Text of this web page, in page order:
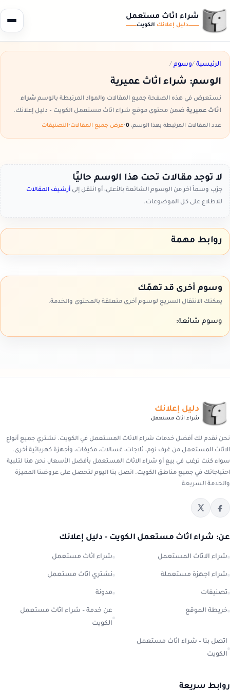
شراء اثاث مستعمل
دليل إعلانك الكويت
الرئيسية /وسوم /
الوسم: شراء اثاث عميرية
نستعرض في هذه الصفحة جميع المقالات والمواد المرتبطة بالوسم شراء
اثاث عميرية ضمن محتوى موقع شراء اثاث مستعمل الكويت – دليل إعلانك.
عدد المقالات المرتبطة بهذا الوسم: •عرض جميع المقالات•التصنيفات
لا توجد مقالات تحت هذا الوسم حاليًا
جرّب وسماً آخر من الوسوم الشائعة بالأعلى، أو انتقل إلى أرشيف المقالات
للاطلاع على كل الموضوعات.
روابط مهمة
وسوم أخرى قد تهمّك
يمكنك الانتقال السريع لوسوم أخرى متعلقة بالمحتوى والخدمة.
وسوم شائعة:
دليل إعلانك
شراء اثاث مستعمل
نحن نقدم لك أفضل خدمات شراء الاثاث المستعمل في الكويت. نشتري جميع أنواع
الاثاث المستعمل من غرف نوم، ثلاجات، غسالات، مكيفات، وأجهزة كهربائية أخرى.
سواء كنت ترغب في بيع أو شراء الاثاث المستعمل بأفضل الأسعار، نحن هنا لتلبية
احتياجاتك في جميع مناطق الكويت. اتصل بنا اليوم لتحصل على عروضنا المميزة
والخدمة السريعة
عن: شراء اثاث مستعمل الكويت - دليل إعلانك
شراء الاثاث المستعمل شراء اثاث مستعمل
شراء اجهزة مستعملة نشتري اثاث مستعمل
تصنيفات مدونة
خريطة الموقع
عن خدمة – شراء اثاث مستعمل
الكويت
اتصل بنا – شراء اثاث مستعمل
الكويت
روابط سريعة